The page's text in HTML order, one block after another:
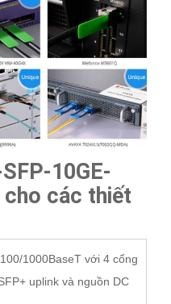
10GE-
cho các thiết
1000BaseT với 4 cổng
uplink và nguồn DC